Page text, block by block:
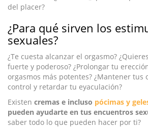
del placer?
¿Para qué sirven los
sexuales?
¿Te cuesta alcanzar el orgasmo?
fuerte y poderoso? ¿Prolongar tu
orgasmos más potentes? ¿Mantener tus
control y retardar tu eyaculación?
Existen cremas e incluso pócimas y
pueden ayudarte en tus encuentros
saber todo lo que pueden hacer por ti?